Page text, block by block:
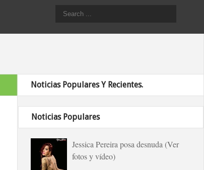
Noticias Populares Y Recientes.
Noticias Populares
Jessica Pereira posa desnuda (Ver
fotos y vídeo)